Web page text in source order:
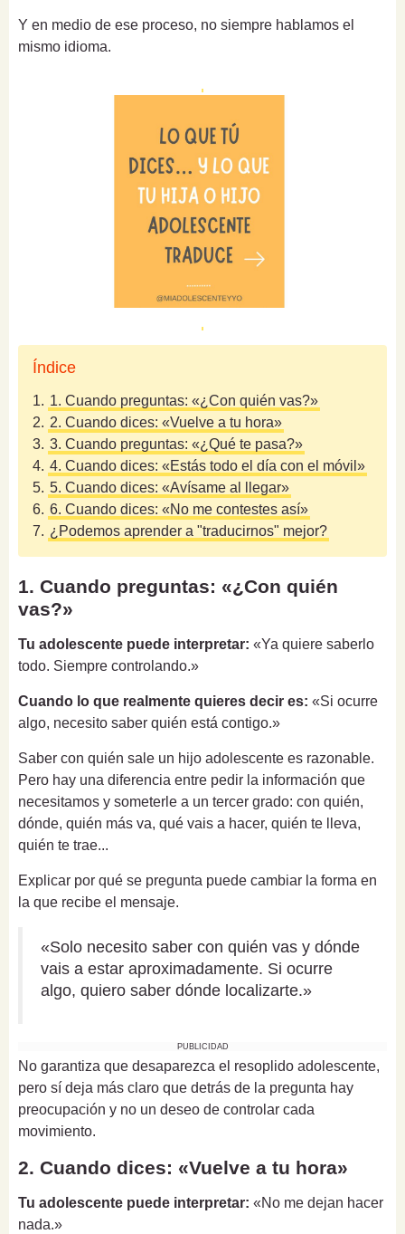
Y en medio de ese proceso, no siempre hablamos el
mismo idioma.
Índice
1. 1. Cuando preguntas: «¿Con quién vas?»
2. 2. Cuando dices: «Vuelve a tu hora»
3. 3. Cuando preguntas: «¿Qué te pasa?»
4. 4. Cuando dices: «Estás todo el día con el móvil»
5. 5. Cuando dices: «Avísame al llegar»
6. 6. Cuando dices: «No me contestes así»
7. ¿Podemos aprender a "traducirnos" mejor?
1. Cuando preguntas: «¿Con quién
vas?»
Tu adolescente puede interpretar: «Ya quiere saberlo
todo. Siempre controlando.»
Cuando lo que realmente quieres decir es: «Si ocurre
algo, necesito saber quién está contigo.»
Saber con quién sale un hijo adolescente es razonable.
Pero hay una diferencia entre pedir la información que
necesitamos y someterle a un tercer grado: con quién,
dónde, quién más va, qué vais a hacer, quién te lleva,
quién te trae...
Explicar por qué se pregunta puede cambiar la forma en
la que recibe el mensaje.
«Solo necesito saber con quién vas y dónde
vais a estar aproximadamente. Si ocurre
algo, quiero saber dónde localizarte.»
PUBLICIDAD
No garantiza que desaparezca el resoplido adolescente,
pero sí deja más claro que detrás de la pregunta hay
preocupación y no un deseo de controlar cada
movimiento.
2. Cuando dices: «Vuelve a tu hora»
Tu adolescente puede interpretar: «No me dejan hacer
nada.»